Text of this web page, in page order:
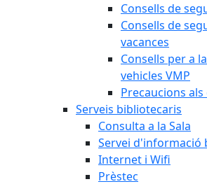
Consells de
Consells de
vacances
Consells per a
vehicles VMP
Precaucions
Serveis bibliotecaris
Consulta a la Sala
Servei d'informació
Internet i Wifi
Prèstec